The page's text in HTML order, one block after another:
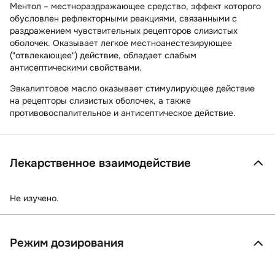
Ментол – местнораздражающее средство, эффект которого
обусловлен рефлекторными реакциями, связанными с
раздражением чувствительных рецепторов слизистых
оболочек. Оказывает легкое местноанестезирующее
("отвлекающее") действие, обладает слабым
антисептическими свойствами.
Эвкалиптовое масло оказывает стимулирующее действие
на рецепторы слизистых оболочек, а также
противовоспалительное и антисептическое действие.
Лекарственное взаимодействие
Не изучено.
Режим дозирования